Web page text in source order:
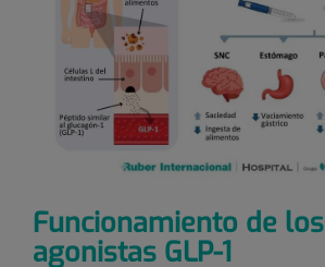
Funcionamiento de los
agonistas GLP-1